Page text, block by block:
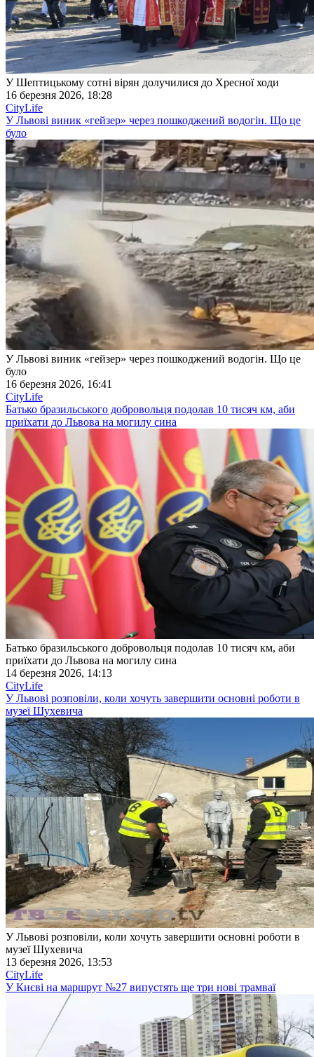
У Шептицькому сотні вірян долучилися до Хресної ходи
16 березня 2026, 18:28
CityLife
У Львові виник «гейзер» через пошкоджений водогін. Що це
було
У Львові виник «гейзер» через пошкоджений водогін. Що це
було
16 березня 2026, 16:41
CityLife
Батько бразильського добровольця подолав 10 тисяч км, аби
приїхати до Львова на могилу сина
Батько бразильського добровольця подолав 10 тисяч км, аби
приїхати до Львова на могилу сина
14 березня 2026, 14:13
CityLife
У Львові розповіли, коли хочуть завершити основні роботи в
музеї Шухевича
У Львові розповіли, коли хочуть завершити основні роботи в
музеї Шухевича
13 березня 2026, 13:53
CityLife
У Києві на маршрут №27 випустять ще три нові трамваї